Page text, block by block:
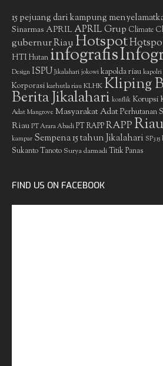
15 pejuang dari kampung
Sinarmas APRIL APRIL Grup Climate
gubernur RiauHotspot
HTIHutan infografis
Design ISPU Jikalahari jokowi kapolda riau kapolri
Korporasikarhutla riauKLHKKliping
Berita Jikalahari konflik Korupsi
Adat Mangrove Masyarakat AdatPerhutanan
Riau PT Arara Abadi PT RAPPRAPPRiau
kampar Sempena 15 tahun Jikalahari SP3
Sukanto Tanoto Surya darmadiTitik Panas
FIND US ON FACEBOOK